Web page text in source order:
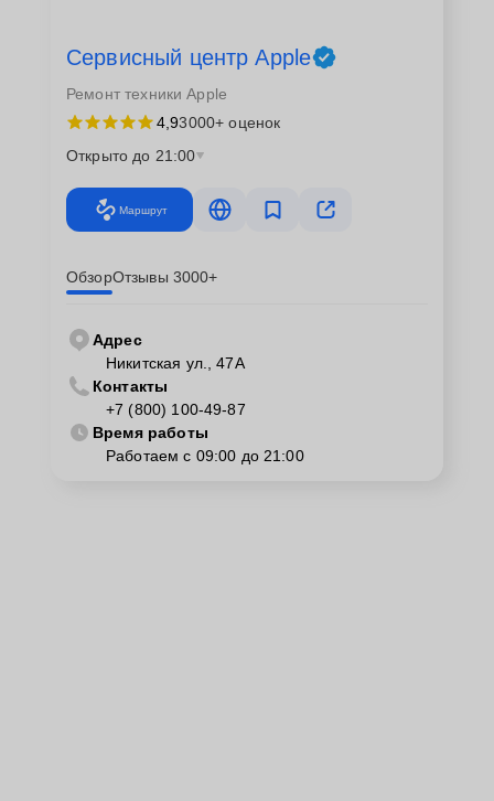
Сервисный центр Apple
Ремонт техники Apple
4,93000+ оценок
Открыто до 21:00
Маршрут
ОбзорОтзывы 3000+
Адрес
Никитская ул., 47А
Контакты
+7 (800) 100-49-87
Время работы
Работаем с 09:00 до 21:00